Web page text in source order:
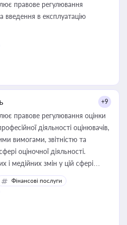
правове регулювання
введення в експлуатацію
+9
правове регулювання оцінки
діяльності оцінювачів,
вимогами, звітністю та
оціночної діяльності.
і медійних змін у цій сфері
керівника, юриста або
приватизації, оренди
угод і перевірки
діяльності
Фінансові послуги